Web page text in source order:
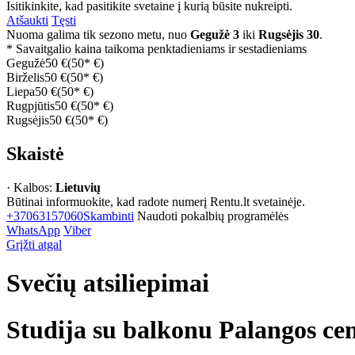
Isitikinkite, kad pasitikite svetaine į kurią būsite nukreipti.
Atšaukti Tęsti
Nuoma galima tik sezono metu, nuo Gegužė 3 iki Rugsėjis 30.
* Savaitgalio kaina taikoma penktadieniams ir sestadieniams
Gegužė50 €(50* €)
Birželis50 €(50* €)
Liepa50 €(50* €)
Rugpjūtis50 €(50* €)
Rugsėjis50 €(50* €)
Skaistė
· Kalbos: Lietuvių
Būtinai informuokite, kad radote numerį Rentu.lt svetainėje.
+37063157060Skambinti Naudoti pokalbių programėlės
WhatsApp Viber
Grįžti atgal
Svečių atsiliepimai
Studija su balkonu Palangos